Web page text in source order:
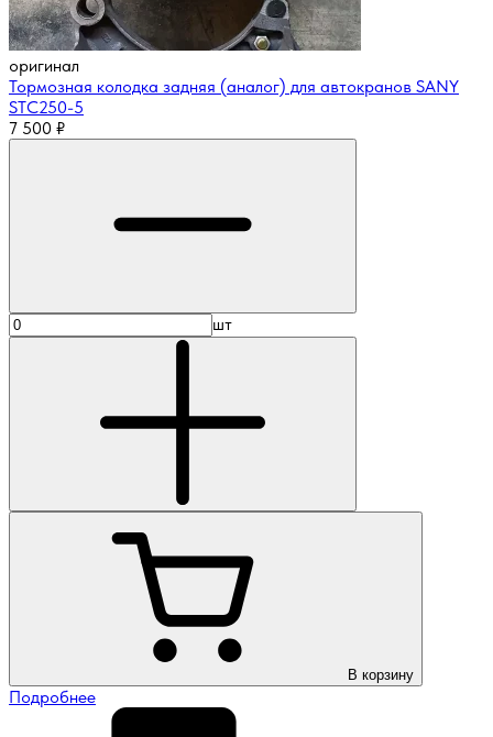
оригинал
Тормозная колодка задняя (аналог) для автокранов SANY
STC250-5
7 500 ₽
шт
В корзину
Подробнее